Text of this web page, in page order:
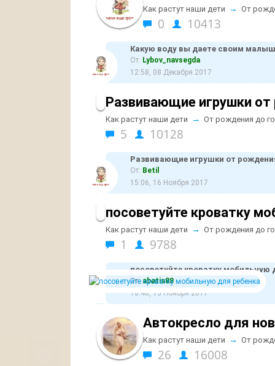
Как растут наши дети → От
0 10413
Какую воду вы даете своим
От: Lybov_navsegda
12:58, 08 Декабря 2017
Развивающие игрушки
Как растут наши дети → От рождения до
5 10128
Развивающие игрушки от
От: Betil
15:06, 16 Ноября 2017
посоветуйте кроватку
Как растут наши дети → От рождения до
1 9788
посоветуйте кроватку мобильную
От: abatis88
18:48, 15 Ноября 2017
Автокресло для
Как растут наши дети → От
26 16008